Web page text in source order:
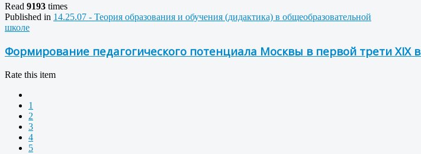
Read 9193 times
Published in 14.25.07 - Теория образования и обучения (дидактика) в общеобразовательной
школе
Формирование педагогического потенциала Москвы в первой трети XIX
Rate this item
1
2
3
4
5